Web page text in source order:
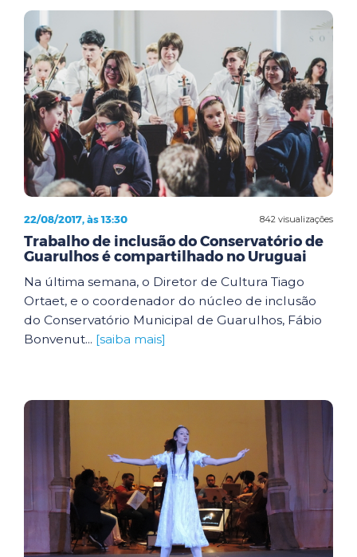
842 visualizações
22/08/2017, às 13:30
Trabalho de inclusão do Conservatório de
Guarulhos é compartilhado no Uruguai
Na última semana, o Diretor de Cultura Tiago
Ortaet, e o coordenador do núcleo de inclusão
do Conservatório Municipal de Guarulhos, Fábio
Bonvenut... [saiba mais]